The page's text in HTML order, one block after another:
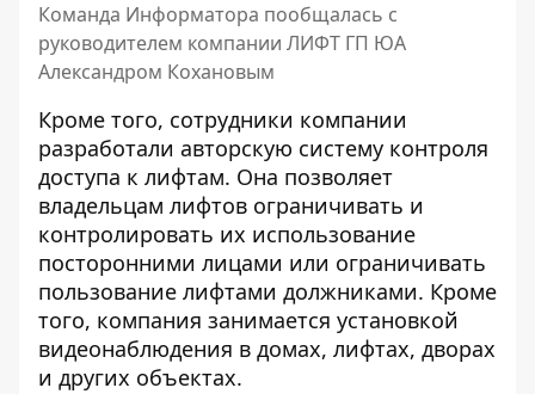
Команда Информатора пообщалась с
руководителем компании ЛИФТ ГП ЮА
Александром Кохановым
Кроме того, сотрудники компании
разработали авторскую систему контроля
доступа к лифтам. Она позволяет
владельцам лифтов ограничивать и
контролировать их использование
посторонними лицами или ограничивать
пользование лифтами должниками. Кроме
того, компания занимается установкой
видеонаблюдения в домах, лифтах, дворах
и других объектах.